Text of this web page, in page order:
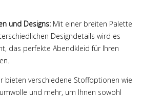
und Designs: Mit einer breiten Palette
Designdetails wird es
das perfekte Abendkleid für Ihren
bieten verschiedene Stoffoptionen wie
und mehr, um Ihnen sowohl